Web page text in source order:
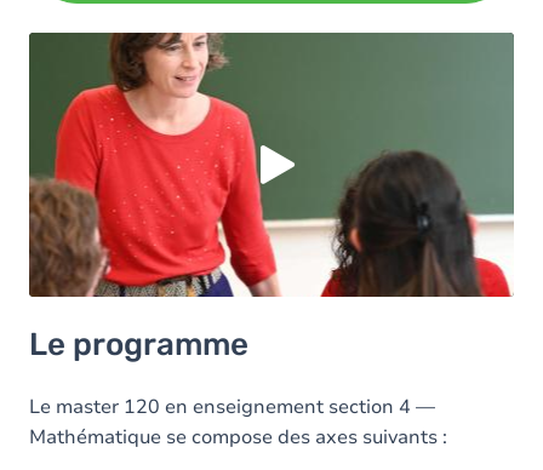
Load external content supplied by
Yes (this time)
Always
Manage privacy settings
Le programme
Le master 120 en enseignement section 4 —
Mathématique se compose des axes suivants :